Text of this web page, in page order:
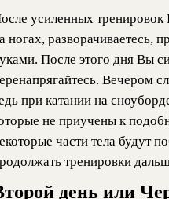
усиленных тренировок
ногах, разворачиваетесь,
После этого дня Вы
Вечером
при катании на
не приучены к
части тела будут
тренировки
день или